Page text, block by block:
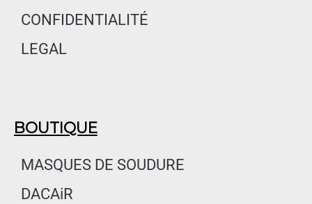
CONFIDENTIALITÉ
LEGAL
BOUTIQUE
MASQUES DE SOUDURE
DACAiR